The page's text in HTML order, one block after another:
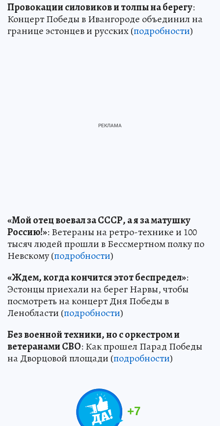
Провокации силовиков и толпы на берегу:
Концерт Победы в Ивангороде объединил на
границе эстонцев и русских (подробности)
«Мой отец воевал за СССР, а я за матушку
Россию!»: Ветераны на ретро-технике и 100
тысяч людей прошли в Бессмертном полку по
Невскому (подробности)
«Ждем, когда кончится этот беспредел»:
Эстонцы приехали на берег Нарвы, чтобы
посмотреть на концерт Дня Победы в
Ленобласти (подробности)
Без военной техники, но с оркестром и
ветеранами СВО: Как прошел Парад Победы
на Дворцовой площади (подробности)
+7